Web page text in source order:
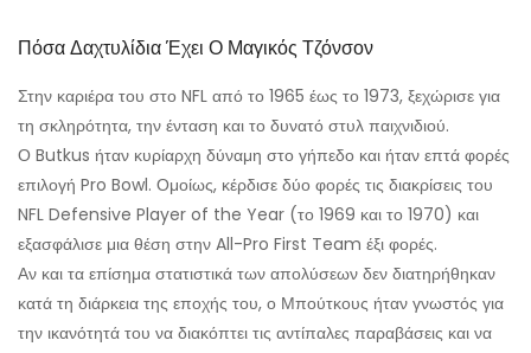
Πόσα Δαχτυλίδια Έχει Ο Μαγικός Τζόνσον
Στην καριέρα του στο NFL από το 1965 έως το 1973, ξεχώρισε για
τη σκληρότητα, την ένταση και το δυνατό στυλ παιχνιδιού.
Ο Butkus ήταν κυρίαρχη δύναμη στο γήπεδο και ήταν επτά φορές
επιλογή Pro Bowl. Ομοίως, κέρδισε δύο φορές τις διακρίσεις του
NFL Defensive Player of the Year (το 1969 και το 1970) και
εξασφάλισε μια θέση στην All-Pro First Team έξι φορές.
Αν και τα επίσημα στατιστικά των απολύσεων δεν διατηρήθηκαν
κατά τη διάρκεια της εποχής του, ο Μπούτκους ήταν γνωστός για
την ικανότητά του να διακόπτει τις αντίπαλες παραβάσεις και να